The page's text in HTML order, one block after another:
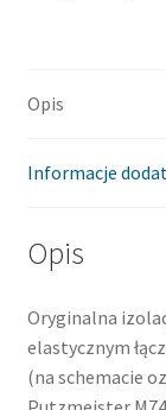
Opis
Informacje
Opis
Oryginalna
elastycznym
(na schemacie